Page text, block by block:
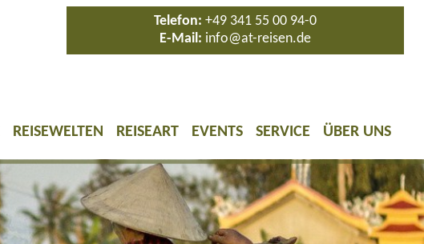
Telefon: +49 341 55 00 94-0
E-Mail: info@at-reisen.de
REISEWELTEN REISEART EVENTS SERVICE ÜBER UNS